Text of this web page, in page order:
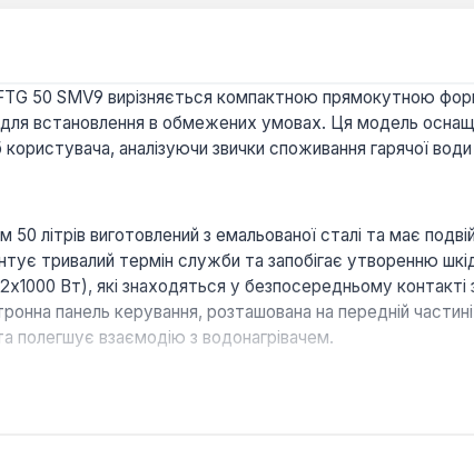
50 SMV9 вирізняється компактною прямокутною
для встановлення в обмежених умовах. Ця модель
користувача, аналізуючи звички споживання гарячої
50 літрів виготовлений з емальованої сталі та має
тривалий термін служби та запобігає утворенню
Вт), які знаходяться у безпосередньому контакті
панель керування, розташована на передній
полегшує взаємодію з водонагрівачем.